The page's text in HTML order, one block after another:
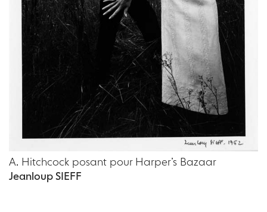
A. Hitchcock posant pour Harper’s Bazaar
Jeanloup SIEFF